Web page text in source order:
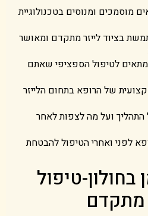
מוסמכים ומנוסים בטכנולוגיית
בציוד לייזר מתקדם ומאושר
לטיפול הספציפי שאתם
של הרופא בתחום הלייזר
ועל מה לצפות לאחר
לפני ואחרי הטיפול להבטחת
טיפול
מתקדם